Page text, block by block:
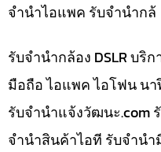
จำนำไอแพค รับจำนำกล้
รับจำนำกล้อง DSLR บริ
มือถือ ไอแพค ไอโฟน น
รับจํานําแจ้งวัฒนะ.com
จำนำสินค้าไอที รับจำน